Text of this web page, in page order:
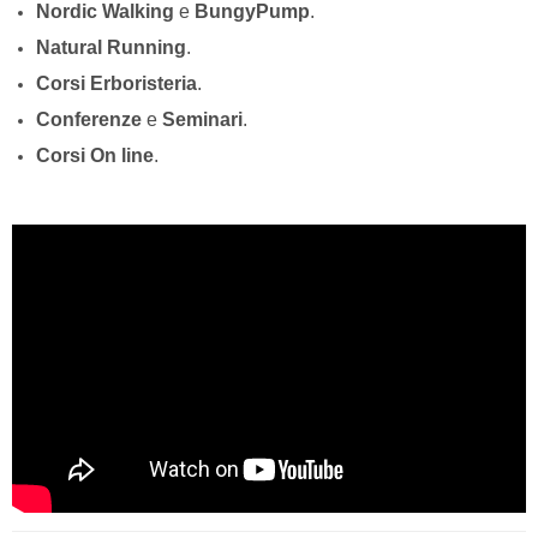
Nordic Walking e BungyPump.
Natural Running.
Corsi Erboristeria.
Conferenze e Seminari.
Corsi On line.